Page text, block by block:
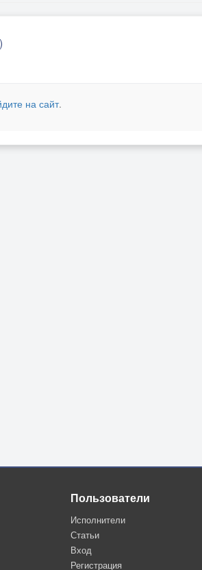
на сайт.
Пользователи
Исполнители
Статьи
Вход
Регистрация